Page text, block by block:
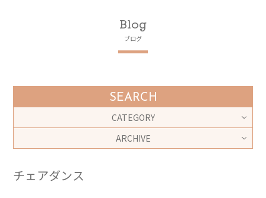
Blog
ブログ
SEARCH
CATEGORY
ARCHIVE
チェアダンス